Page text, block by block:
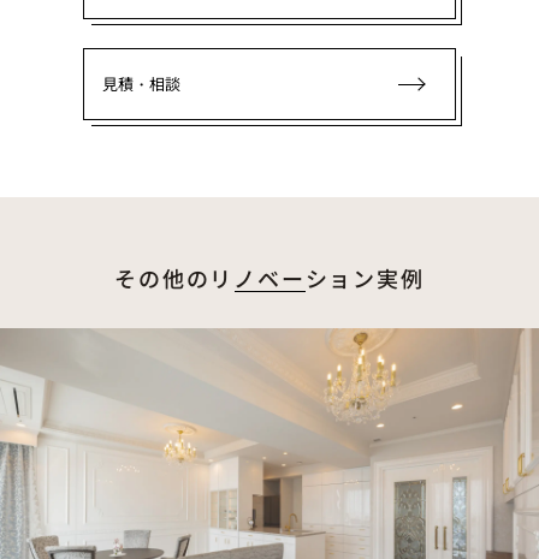
見積・相談
その他のリノベーション実例